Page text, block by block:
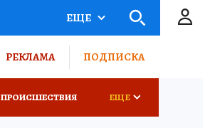
ЕЩЕ
РЕКЛАМА ПОДПИСКА
ПРОИСШЕСТВИЯ ЕЩЕ